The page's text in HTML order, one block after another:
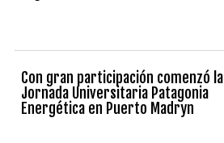
Con gran participación comenzó la
Jornada Universitaria Patagonia
Energética en Puerto Madryn